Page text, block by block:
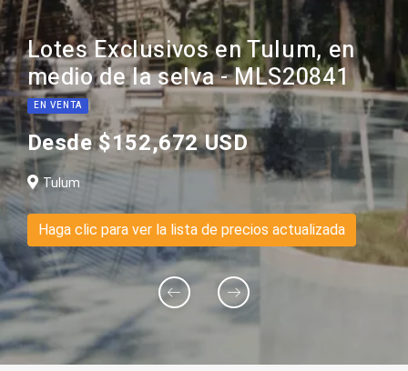
Lotes Exclusivos en Tulum, en
medio de la selva - MLS20841
EN VENTA
Desde $152,672 USD
Tulum
Haga clic para ver la lista de precios actualizada